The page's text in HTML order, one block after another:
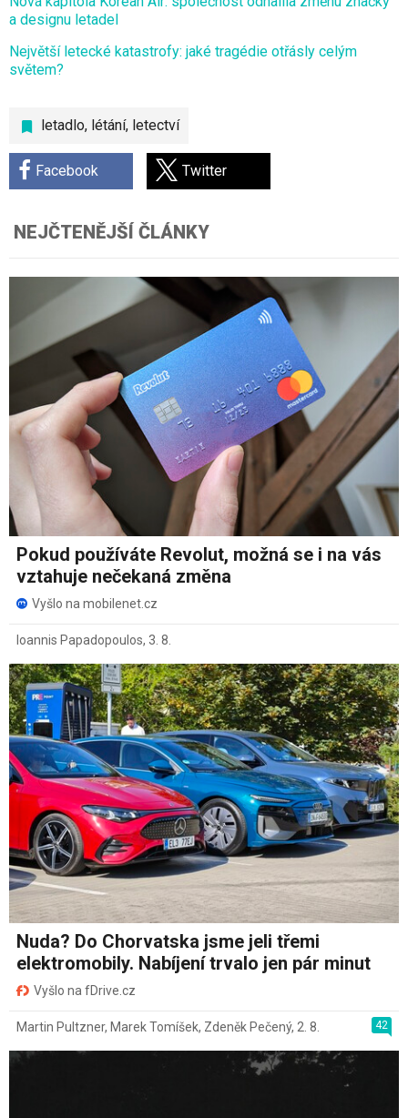
letadlo, létání, letectví
Facebook Twitter
a designu letadel
Největší letecké katastrofy: jaké tragédie otřásly celým
světem?
NEJČTENĚJŠÍ ČLÁNKY
Pokud používáte Revolut, možná se i na vás
vztahuje nečekaná změna
Vyšlo na mobilenet.cz
Ioannis Papadopoulos, 3. 8.
Nuda? Do Chorvatska jsme jeli třemi
elektromobily. Nabíjení trvalo jen pár minut
Vyšlo na fDrive.cz
42
Martin Pultzner, Marek Tomíšek, Zdeněk Pečený, 2. 8.